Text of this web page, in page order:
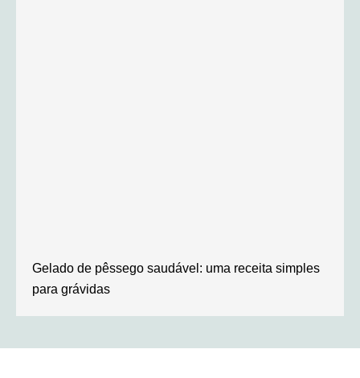
Gelado de pêssego saudável: uma receita simples
para grávidas